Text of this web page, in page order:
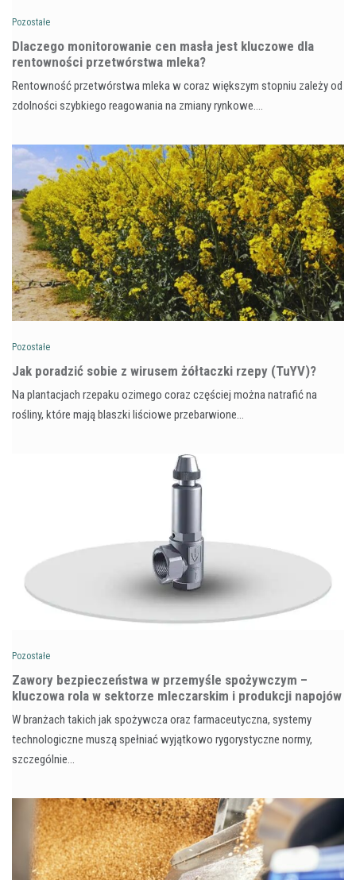
Pozostałe
Dlaczego monitorowanie cen masła jest kluczowe dla
rentowności przetwórstwa mleka?
Rentowność przetwórstwa mleka w coraz większym stopniu zależy od
zdolności szybkiego reagowania na zmiany rynkowe.…
Pozostałe
​Jak poradzić sobie z wirusem żółtaczki rzepy (TuYV)?
Na plantacjach rzepaku ozimego coraz częściej można natrafić na
rośliny, które mają blaszki liściowe przebarwione…
Pozostałe
Zawory bezpieczeństwa w przemyśle spożywczym –
kluczowa rola w sektorze mleczarskim i produkcji napojów
W branżach takich jak spożywcza oraz farmaceutyczna, systemy
technologiczne muszą spełniać wyjątkowo rygorystyczne normy,
szczególnie…